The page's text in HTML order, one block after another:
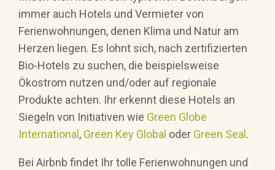
immer auch Hotels und Vermieter von
Ferienwohnungen, denen Klima und Natur am
Herzen liegen. Es lohnt sich, nach zertifizierten
Bio-Hotels zu suchen, die beispielsweise
Ökostrom nutzen und/oder auf regionale
Produkte achten. Ihr erkennt diese Hotels an
Siegeln von Initiativen wie Green Globe
International , Green Key Global oder Green Seal .
Bei Airbnb findet Ihr tolle Ferienwohnungen und